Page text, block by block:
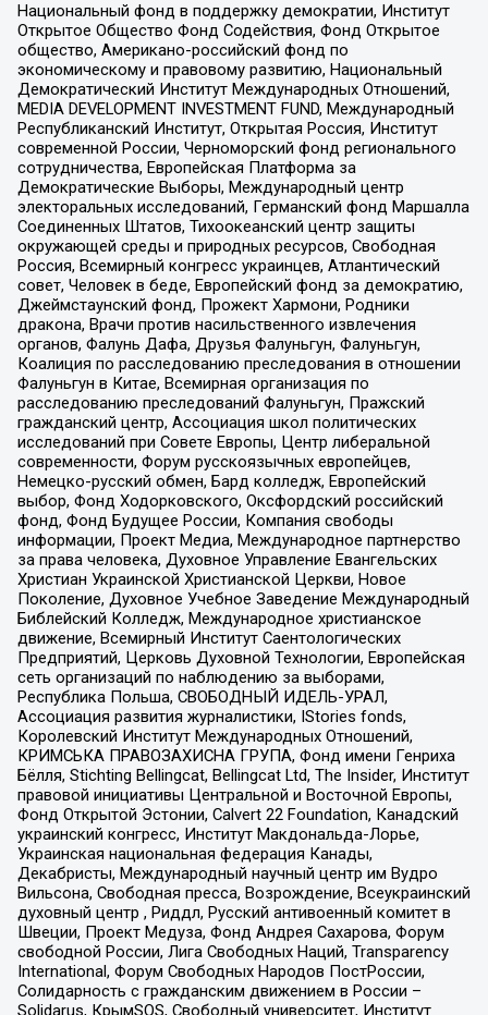
Национальный фонд в поддержку демократии, Институт
Открытое Общество Фонд Содействия, Фонд Открытое
общество, Американо-российский фонд по
экономическому и правовому развитию, Национальный
Демократический Институт Международных Отношений,
MEDIA DEVELOPMENT INVESTMENT FUND, Международный
Республиканский Институт, Открытая Россия, Институт
современной России, Черноморский фонд регионального
сотрудничества, Европейская Платформа за
Демократические Выборы, Международный центр
электоральных исследований, Германский фонд Маршалла
Соединенных Штатов, Тихоокеанский центр защиты
окружающей среды и природных ресурсов, Свободная
Россия, Всемирный конгресс украинцев, Атлантический
совет, Человек в беде, Европейский фонд за демократию,
Джеймстаунский фонд, Прожект Хармони, Родники
дракона, Врачи против насильственного извлечения
органов, Фалунь Дафа, Друзья Фалуньгун, Фалуньгун,
Коалиция по расследованию преследования в отношении
Фалуньгун в Китае, Всемирная организация по
расследованию преследований Фалуньгун, Пражский
гражданский центр, Ассоциация школ политических
исследований при Совете Европы, Центр либеральной
современности, Форум русскоязычных европейцев,
Немецко-русский обмен, Бард колледж, Европейский
выбор, Фонд Ходорковского, Оксфордский российский
фонд, Фонд Будущее России, Компания свободы
информации, Проект Медиа, Международное партнерство
за права человека, Духовное Управление Евангельских
Христиан Украинской Христианской Церкви, Новое
Поколение, Духовное Учебное Заведение Международный
Библейский Колледж, Международное христианское
движение, Всемирный Институт Саентологических
Предприятий, Церковь Духовной Технологии, Европейская
сеть организаций по наблюдению за выборами,
Республика Польша, СВОБОДНЫЙ ИДЕЛЬ-УРАЛ,
Ассоциация развития журналистики, IStories fonds,
Королевский Институт Международных Отношений,
КРИМСЬКА ПРАВОЗАХИСНА ГРУПА, Фонд имени Генриха
Бёлля, Stichting Bellingcat, Bellingcat Ltd, The Insider, Институт
правовой инициативы Центральной и Восточной Европы,
Фонд Открытой Эстонии, Calvert 22 Foundation, Канадский
украинский конгресс, Институт Макдональда-Лорье,
Украинская национальная федерация Канады,
Декабристы, Международный научный центр им Вудро
Вильсона, Свободная пресса, Возрождение, Всеукраинский
духовный центр , Риддл, Русский антивоенный комитет в
Швеции, Проект Медуза, Фонд Андрея Сахарова, Форум
свободной России, Лига Свободных Наций, Transparеncy
International, Форум Свободных Народов ПостРоссии,
Солидарность с гражданским движением в России –
Solidarus, КрымSOS, Свободный университет, Институт